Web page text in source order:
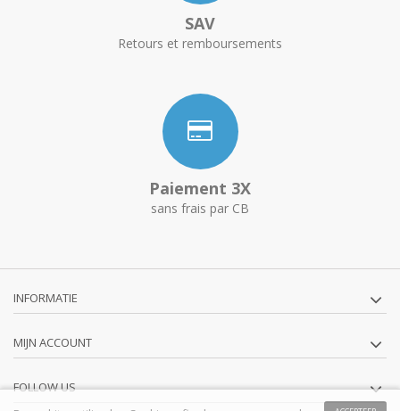
SAV
Retours et remboursements
Paiement 3X
sans frais par CB
INFORMATIE
MIJN ACCOUNT
FOLLOW US